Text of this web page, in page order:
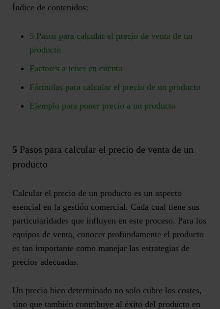
Índice de contenidos:
5 Pasos para calcular el precio de venta de un
producto
Factores a tener en cuenta
Fórmulas para calcular el precio de un producto
Ejemplo para poner precio a un producto
5 Pasos para calcular el precio de venta de un
producto
Calcular el precio de un producto es un aspecto
esencial en la gestión comercial. Cada cual tiene sus
particularidades que influyen en este proceso. Para los
equipos de venta, conocer profundamente el producto
es tan importante como manejar las estrategias de
precios adecuadas.
Un precio bien determinado no solo cubre los costes,
sino que también contribuye al éxito del producto en